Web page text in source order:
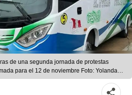
de una segunda jornada de protestas
para el 12 de noviembre Foto: Yolanda